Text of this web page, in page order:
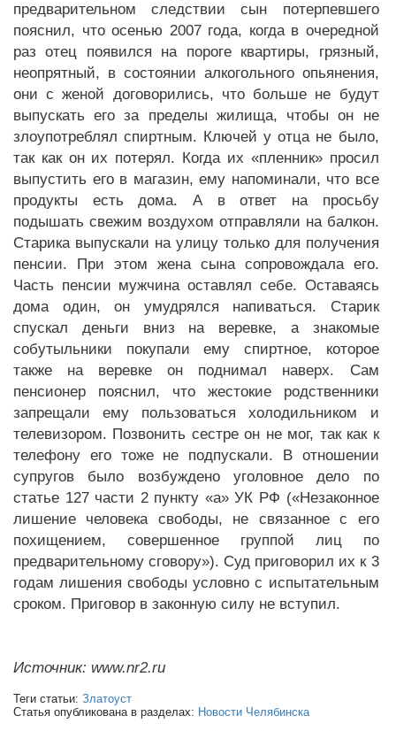
предварительном следствии сын потерпевшего
пояснил, что осенью 2007 года, когда в очередной
раз отец появился на пороге квартиры, грязный,
неопрятный, в состоянии алкогольного опьянения,
они с женой договорились, что больше не будут
выпускать его за пределы жилища, чтобы он не
злоупотреблял спиртным. Ключей у отца не было,
так как он их потерял. Когда их «пленник» просил
выпустить его в магазин, ему напоминали, что все
продукты есть дома. А в ответ на просьбу
подышать свежим воздухом отправляли на балкон.
Старика выпускали на улицу только для получения
пенсии. При этом жена сына сопровождала его.
Часть пенсии мужчина оставлял себе. Оставаясь
дома один, он умудрялся напиваться. Старик
спускал деньги вниз на веревке, а знакомые
собутыльники покупали ему спиртное, которое
также на веревке он поднимал наверх. Сам
пенсионер пояснил, что жестокие родственники
запрещали ему пользоваться холодильником и
телевизором. Позвонить сестре он не мог, так как к
телефону его тоже не подпускали. В отношении
супругов было возбуждено уголовное дело по
статье 127 части 2 пункту «а» УК РФ («Незаконное
лишение человека свободы, не связанное с его
похищением, совершенное группой лиц по
предварительному сговору»). Суд приговорил их к 3
годам лишения свободы условно с испытательным
сроком. Приговор в законную силу не вступил.
Источник: www.nr2.ru
Теги статьи: Златоуст
Статья опубликована в разделах: Новости Челябинска